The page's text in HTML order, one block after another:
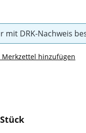
mit DRK-Nachweis
Merkzettel hinzufügen